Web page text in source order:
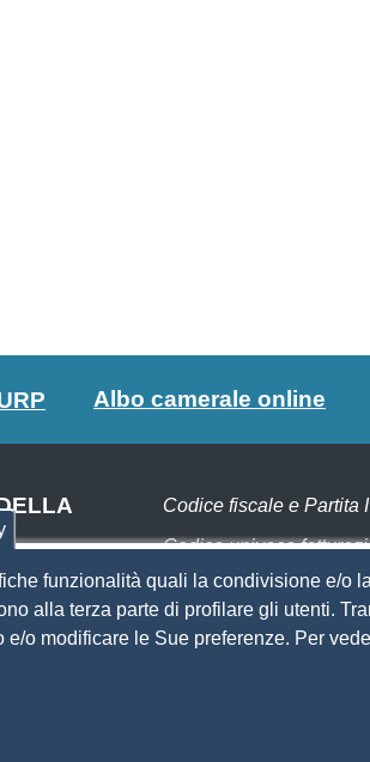
Albo camerale online
Codice fiscale e Partita
Codice univoco
Pagare con PagoPA
funzionalità quali la condivisione e/o
alla terza parte di profilare gli utenti.
o modificare le Sue preferenze. Per